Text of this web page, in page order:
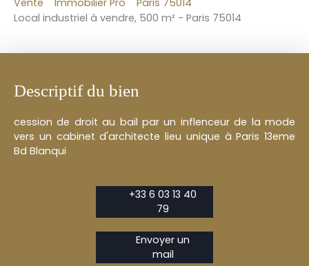
Vente Immobilier Pro
Paris 75014
Local industriel à vendre, 500 m² - Paris 75014
Descriptif du bien
cession de droit au bail par un inflenceur de la mode
vers un cabinet d'architecte lieu unique à Paris 13eme
Bd Blanqui
+33 6 03 13 40
79
Envoyer un
mail